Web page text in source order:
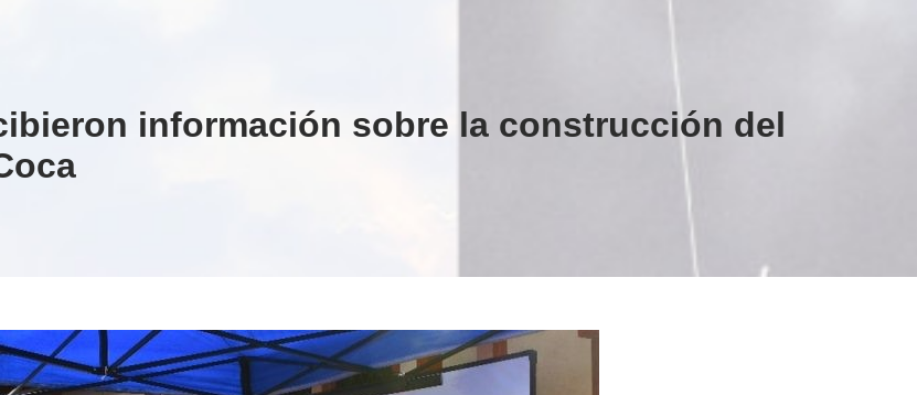
información sobre la construcción del